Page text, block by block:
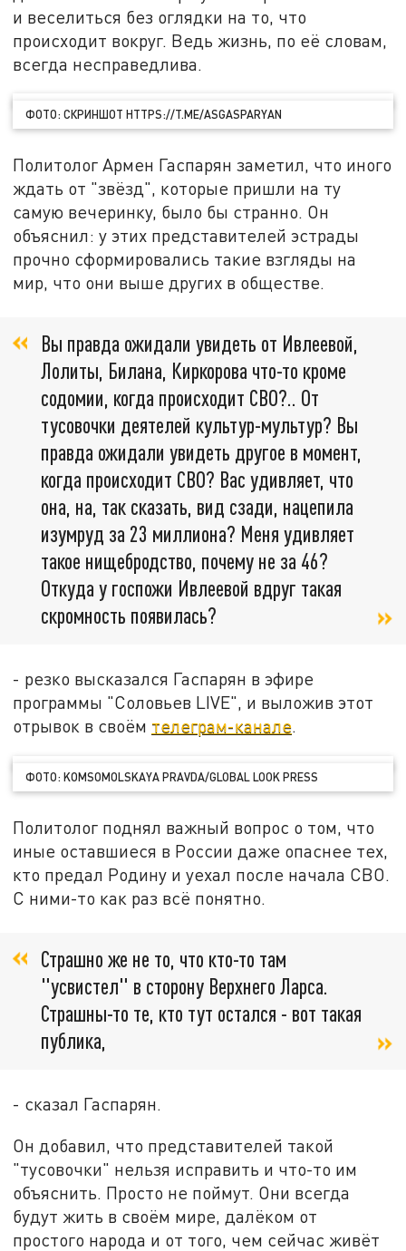
и веселиться без оглядки на то, что
происходит вокруг. Ведь жизнь, по её словам,
всегда несправедлива.
ФОТО: СКРИНШОТ HTTPS://T.ME/ASGASPARYAN
Политолог Армен Гаспарян заметил, что иного
ждать от "звёзд", которые пришли на ту
самую вечеринку, было бы странно. Он
объяснил: у этих представителей эстрады
прочно сформировались такие взгляды на
мир, что они выше других в обществе.
Вы правда ожидали увидеть от Ивлеевой,
Лолиты, Билана, Киркорова что-то кроме
содомии, когда происходит СВО?.. От
тусовочки деятелей культур-мультур? Вы
правда ожидали увидеть другое в момент,
когда происходит СВО? Вас удивляет, что
она, на, так сказать, вид сзади, нацепила
изумруд за 23 миллиона? Меня удивляет
такое нищебродство, почему не за 46?
Откуда у госпожи Ивлеевой вдруг такая
скромность появилась?
- резко высказался Гаспарян в эфире
программы "Соловьев LIVE", и выложив этот
отрывок в своём телеграм-канале.
ФОТО: KOMSOMOLSKAYA PRAVDA/GLOBAL LOOK PRESS
Политолог поднял важный вопрос о том, что
иные оставшиеся в России даже опаснее тех,
кто предал Родину и уехал после начала СВО.
С ними-то как раз всё понятно.
Страшно же не то, что кто-то там
"усвистел" в сторону Верхнего Ларса.
Страшны-то те, кто тут остался - вот такая
публика,
- сказал Гаспарян.
Он добавил, что представителей такой
"тусовочки" нельзя исправить и что-то им
объяснить. Просто не поймут. Они всегда
будут жить в своём мире, далёком от
простого народа и от того, чем сейчас живёт